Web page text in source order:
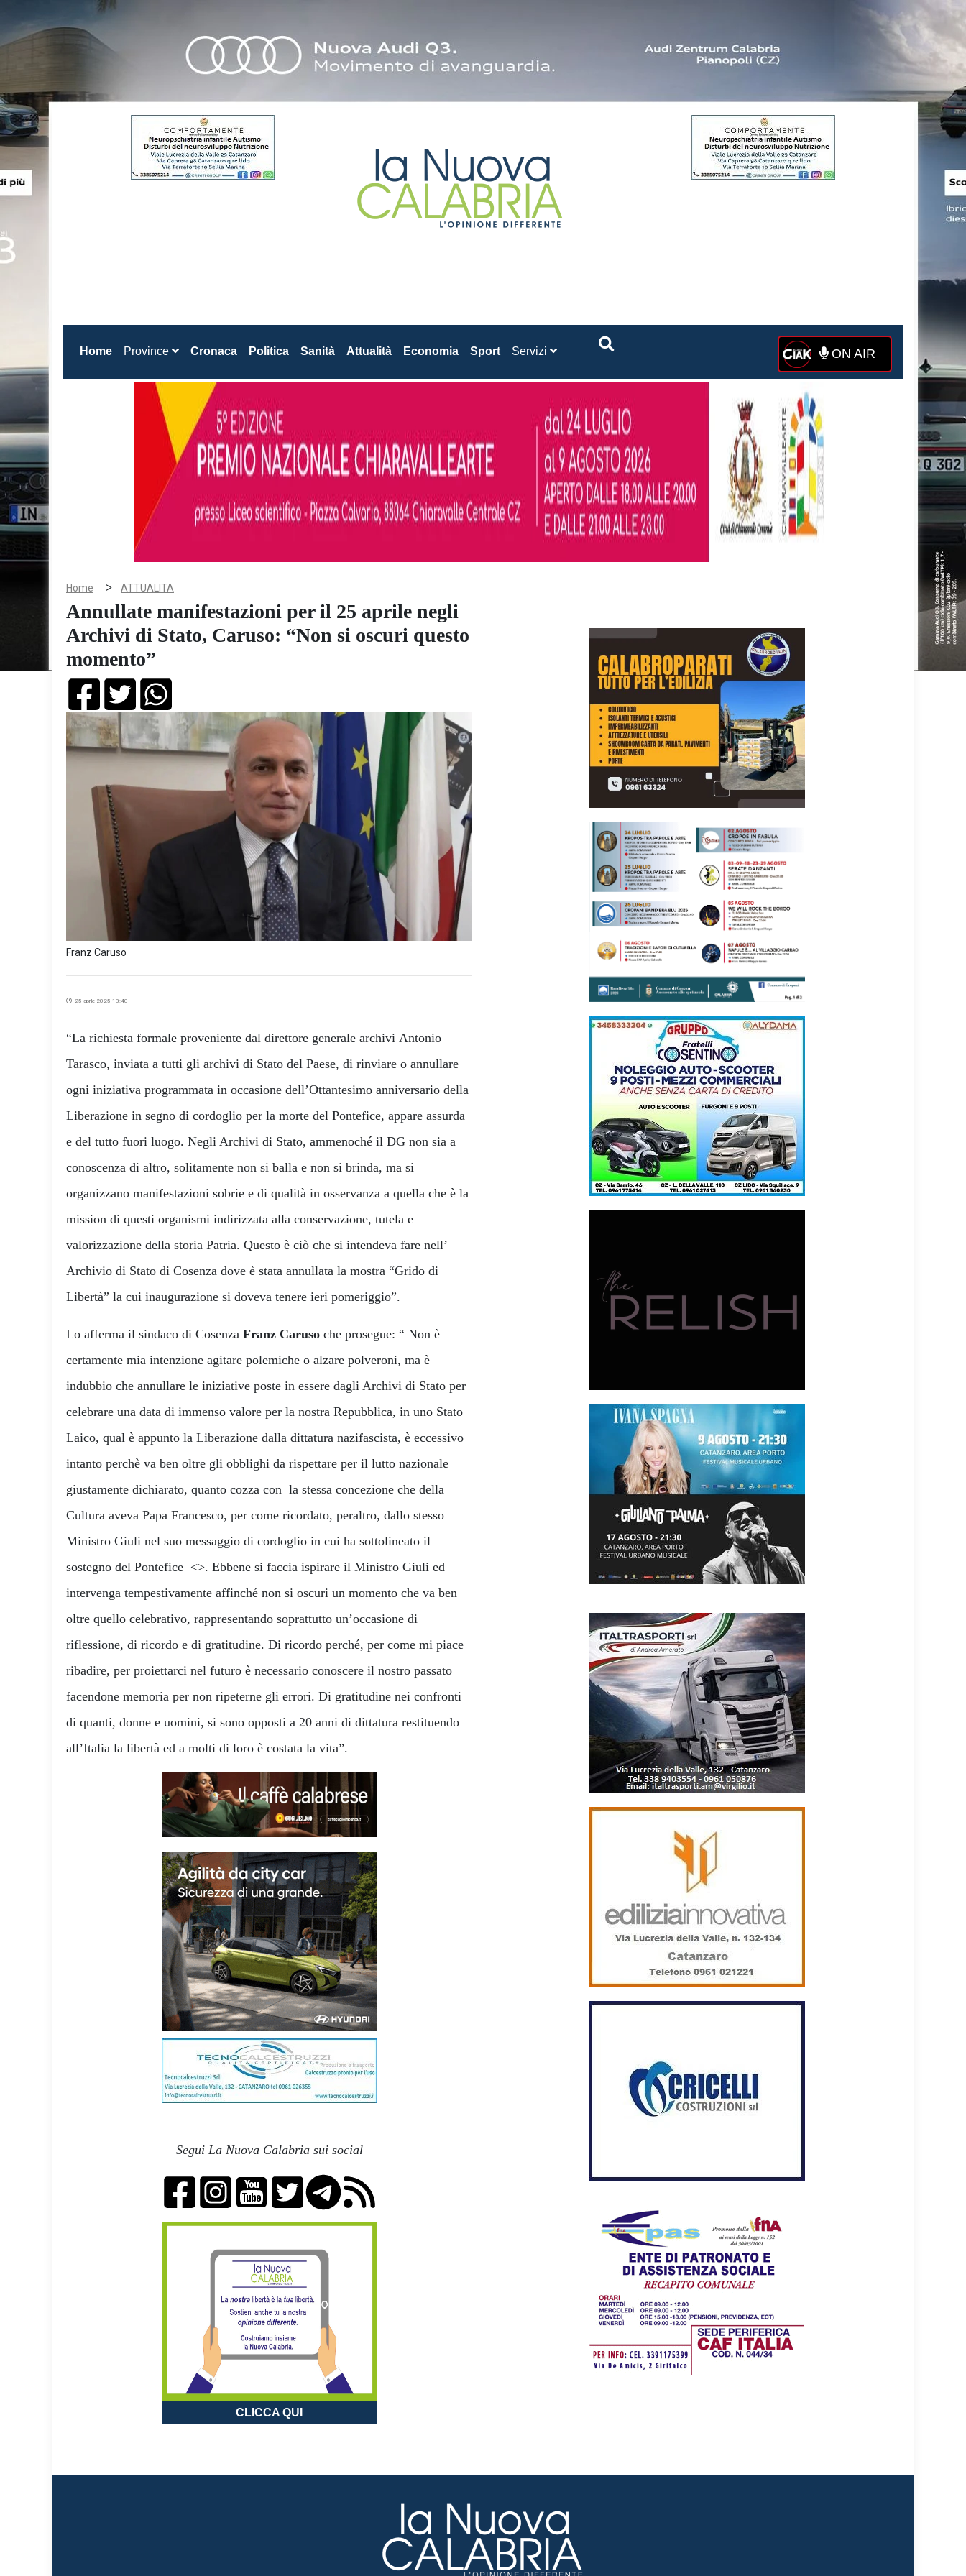
Home(current)
Province Cronaca Politica Sanità Attualità Economia Sport Servizi ON AIR
Home > ATTUALITA
Annullate manifestazioni per il 25 aprile negli
Archivi di Stato, Caruso: “Non si oscuri questo
momento”
Franz Caruso
25 aprile 2025 13:40
“La richiesta formale proveniente dal direttore generale archivi Antonio
Tarasco, inviata a tutti gli archivi di Stato del Paese, di rinviare o annullare
ogni iniziativa programmata in occasione dell’Ottantesimo anniversario della
Liberazione in segno di cordoglio per la morte del Pontefice, appare assurda
e del tutto fuori luogo. Negli Archivi di Stato, ammenoché il DG non sia a
conoscenza di altro, solitamente non si balla e non si brinda, ma si
organizzano manifestazioni sobrie e di qualità in osservanza a quella che è la
mission di questi organismi indirizzata alla conservazione, tutela e
valorizzazione della storia Patria. Questo è ciò che si intendeva fare nell’
Archivio di Stato di Cosenza dove è stata annullata la mostra “Grido di
Libertà” la cui inaugurazione si doveva tenere ieri pomeriggio”.
Lo afferma il sindaco di Cosenza Franz Caruso che prosegue: “ Non è
certamente mia intenzione agitare polemiche o alzare polveroni, ma è
indubbio che annullare le iniziative poste in essere dagli Archivi di Stato per
celebrare una data di immenso valore per la nostra Repubblica, in uno Stato
Laico, qual è appunto la Liberazione dalla dittatura nazifascista, è eccessivo
intanto perchè va ben oltre gli obblighi da rispettare per il lutto nazionale
giustamente dichiarato, quanto cozza con la stessa concezione che della
Cultura aveva Papa Francesco, per come ricordato, peraltro, dallo stesso
Ministro Giuli nel suo messaggio di cordoglio in cui ha sottolineato il
sostegno del Pontefice <>. Ebbene si faccia ispirare il Ministro Giuli ed
intervenga tempestivamente affinché non si oscuri un momento che va ben
oltre quello celebrativo, rappresentando soprattutto un’occasione di
riflessione, di ricordo e di gratitudine. Di ricordo perché, per come mi piace
ribadire, per proiettarci nel futuro è necessario conoscere il nostro passato
facendone memoria per non ripeterne gli errori. Di gratitudine nei confronti
di quanti, donne e uomini, si sono opposti a 20 anni di dittatura restituendo
all’Italia la libertà ed a molti di loro è costata la vita”.
Segui La Nuova Calabria sui social
CLICCA QUI